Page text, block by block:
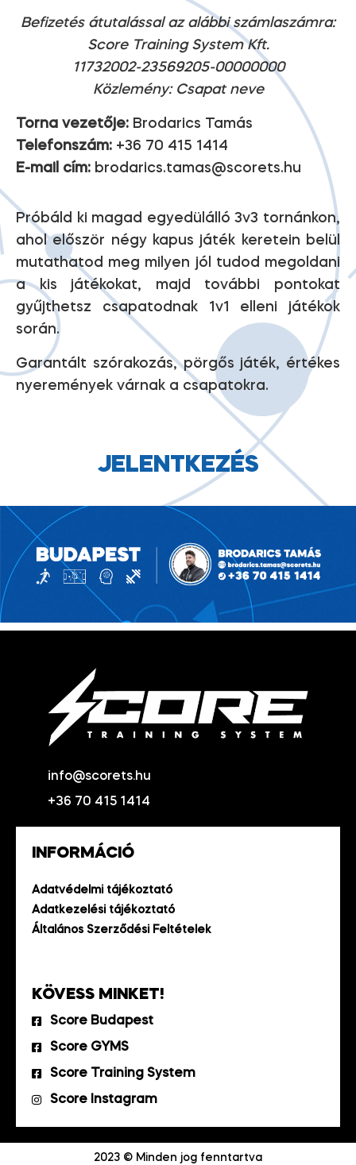
Befizetés átutalással az alábbi számlaszámra:
Score Training System Kft.
11732002-23569205-00000000
Közlemény: Csapat neve
Torna vezetője: Brodarics Tamás
Telefonszám: +36 70 415 1414
E-mail cím: brodarics.tamas@scorets.hu
Próbáld ki magad egyedülálló 3v3 tornánkon,
ahol először négy kapus játék keretein belül
mutathatod meg milyen jól tudod megoldani
a kis játékokat, majd további pontokat
gyűjthetsz csapatodnak 1v1 elleni játékok
során.
Garantált szórakozás, pörgős játék, értékes
nyeremények várnak a csapatokra.
JELENTKEZÉS
info@scorets.hu
+36 70 415 1414
INFORMÁCIÓ
Adatvédelmi tájékoztató
Adatkezelési tájékoztató
Általános Szerződési Feltételek
KÖVESS MINKET!
Score Budapest
Score GYMS
Score Training System
Score Instagram
2023 © Minden jog fenntartva